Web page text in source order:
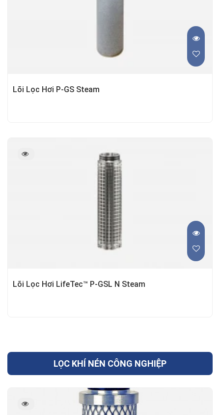
Lõi Lọc Hơi P-GS Steam
Lõi Lọc Hơi LifeTec™ P-GSL N Steam
LỌC KHÍ NÉN CÔNG NGHIỆP